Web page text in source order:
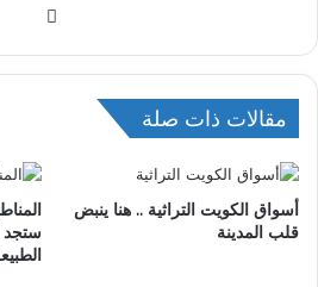
مقالات ذات صلة
أسواق الكويت التراثية .. هنا ينبض
قلب المدينة
ستجد